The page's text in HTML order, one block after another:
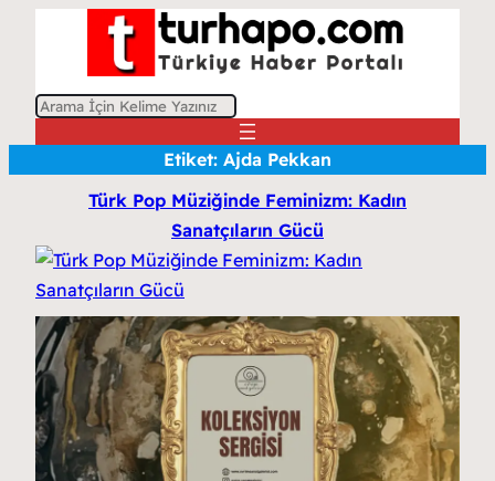
A
Etiket: Ajda Pekkan
Türk Pop Müziğinde Feminizm: Kadın
Sanatçıların Gücü